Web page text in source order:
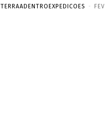
TERRAADENTROEXPEDICOES -